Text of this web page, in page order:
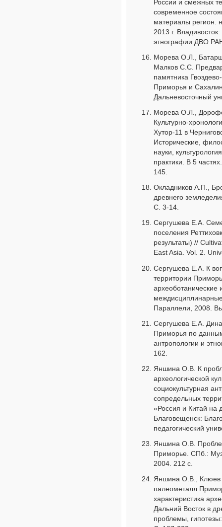
России и смежных
современное
материалы регион.
2013 г.
этнографии ДВО
Морева О.Л.,
Малков С.С.
памятника
Приморья и
Дальневосточный
Морева О.Л.,
Культурно-
Хутор-11 в
Исторические,
науки,
практики. В 5
145.
Окладников А.П.,
древнего
С. 3-14.
Сергушева Е.А.
поселения
результаты) //
East Asia. Vol. 2.
Сергушева Е.А. К
территории
археоботанические
Параллели, 2008.
Сергушева Е.А.
Приморья по
антропологии и
162.
Яншина О.В. К
археологической
социокультурная
сопредельных
«Россия и Китай на
Благовещенск:
педагогический
Яншина О.В.
Приморье. СПб.:
2004. 212 с.
Яншина О.В., Клюев
палеометалл
характеристика
Дальний Восток в
проблемы,